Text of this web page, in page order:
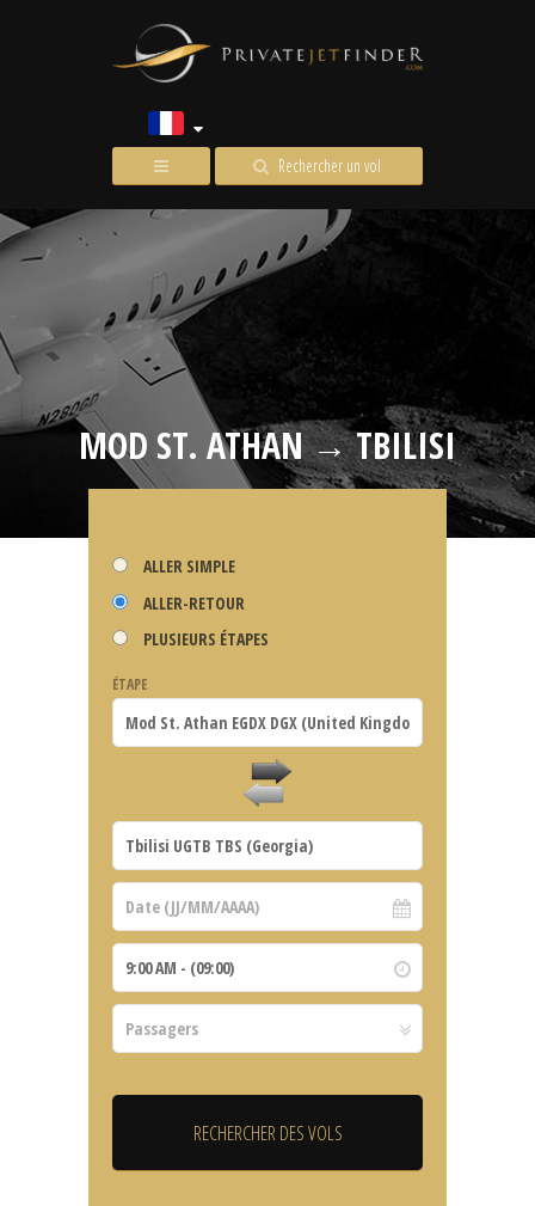
Rechercher un vol
MOD ST. ATHAN → TBILISI
ALLER SIMPLE
ALLER-RETOUR
PLUSIEURS ÉTAPES
ÉTAPE